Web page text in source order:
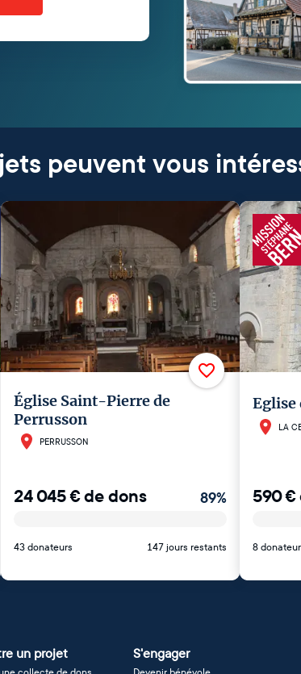
peuvent vous
Église Saint-Pierre de
Perrusson
PERRUSSON
24 045€de dons 89%
43 donateurs 147 jours restants
Eglise
LA
590€
8
un projet S'engager